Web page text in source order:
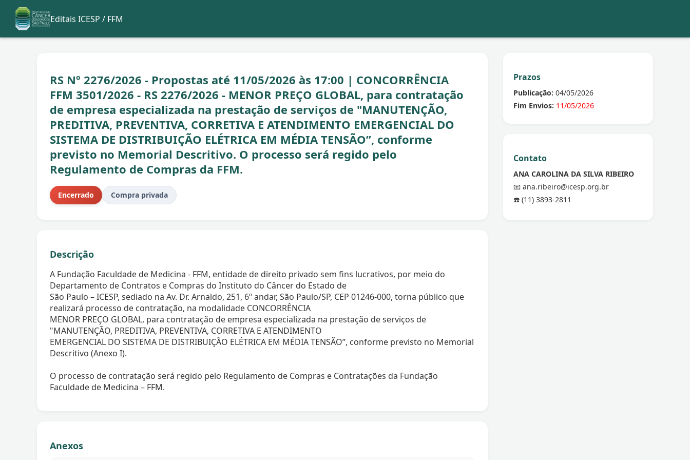
Editais ICESP / FFM
RS Nº 2276/2026 - Propostas até 11/05/2026 às 17:00 | CONCORRÊNCIA
FFM 3501/2026 - RS 2276/2026 - MENOR PREÇO GLOBAL, para contratação
de empresa especializada na prestação de serviços de "MANUTENÇÃO,
PREDITIVA, PREVENTIVA, CORRETIVA E ATENDIMENTO EMERGENCIAL DO
SISTEMA DE DISTRIBUIÇÃO ELÉTRICA EM MÉDIA TENSÃO”, conforme
previsto no Memorial Descritivo. O processo será regido pelo
Regulamento de Compras da FFM.
Encerrado Compra privada
Descrição
A Fundação Faculdade de Medicina - FFM, entidade de direito privado sem fins lucrativos, por meio do
Departamento de Contratos e Compras do Instituto do Câncer do Estado de
São Paulo – ICESP, sediado na Av. Dr. Arnaldo, 251, 6º andar, São Paulo/SP, CEP 01246-000, torna público que
realizará processo de contratação, na modalidade CONCORRÊNCIA
MENOR PREÇO GLOBAL, para contratação de empresa especializada na prestação de serviços de
"MANUTENÇÃO, PREDITIVA, PREVENTIVA, CORRETIVA E ATENDIMENTO
EMERGENCIAL DO SISTEMA DE DISTRIBUIÇÃO ELÉTRICA EM MÉDIA TENSÃO”, conforme previsto no Memorial
Descritivo (Anexo I).
O processo de contratação será regido pelo Regulamento de Compras e Contratações da Fundação
Faculdade de Medicina – FFM.
Anexos
Prazos
Publicação: 04/05/2026
Fim Envios: 11/05/2026
Contato
ANA CAROLINA DA SILVA RIBEIRO
📧 ana.ribeiro@icesp.org.br
☎️ (11) 3893-2811